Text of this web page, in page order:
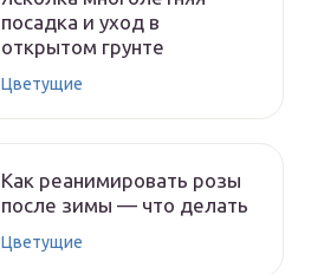
посадка и уход в
открытом грунте
Цветущие
Как реанимировать розы
после зимы — что делать
Цветущие